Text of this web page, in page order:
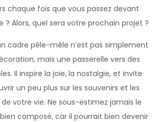
chaque fois que vous passez devant
Alors, quel sera votre prochain projet ?
cadre pêle-mêle n’est pas simplement
mais une passerelle vers des
Il inspire la joie, la nostalgie, et invite
un peu plus sur les souvenirs et les
votre vie. Ne sous-estimez jamais le
composé, car il pourrait bien devenir